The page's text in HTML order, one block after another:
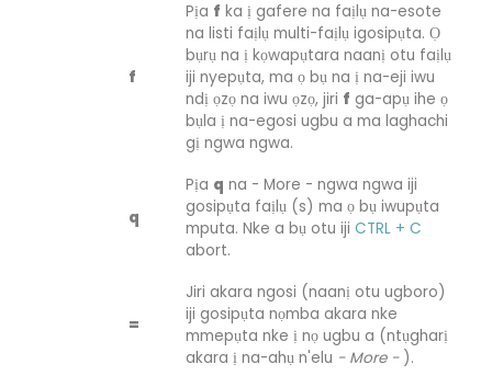
f
Pịa f ka ị gafere na faịlụ na-esote
na listi faịlụ multi-faịlụ igosipụta. Ọ
bụrụ na ị kọwapụtara naanị otu faịlụ
iji nyepụta, ma ọ bụ na ị na-eji iwu
ndị ọzọ na iwu ọzọ, jiri f ga-apụ ihe ọ
bụla ị na-egosi ugbu a ma laghachi
gị ngwa ngwa.
q
Pịa q na - More - ngwa ngwa iji
gosipụta faịlụ (s) ma ọ bụ iwupụta
mputa. Nke a bụ otu iji CTRL + C
abort.
=
Jiri akara ngosi (naanị otu ugboro)
iji gosipụta nọmba akara nke
mmepụta nke ị nọ ugbu a (ntụgharị
akara ị na-ahụ n'elu - More -).